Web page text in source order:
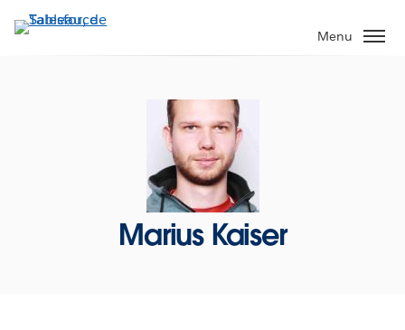
Aller
au
Menu
Marius Kaiser